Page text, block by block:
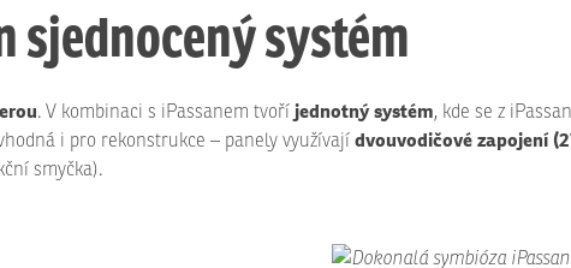
sjednocený systém
. V kombinaci s iPassanem tvoří jednotný systém, kde se z
i pro rekonstrukce – panely využívají dvouvodičové zapojení
smyčka).